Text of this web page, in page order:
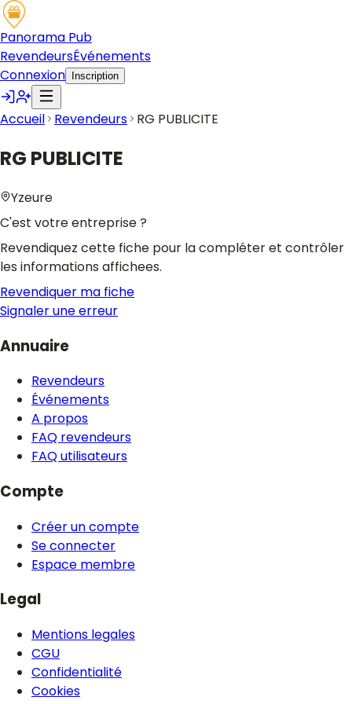
Panorama Pub
RevendeursÉvénements
Connexion
Inscription
Accueil Revendeurs RG PUBLICITE
RG PUBLICITE
Yzeure
C'est votre entreprise ?
Revendiquez cette fiche pour la compléter et contrôler
les informations affichees.
Revendiquer ma fiche
Signaler une erreur
Annuaire
Revendeurs
Événements
A propos
FAQ revendeurs
FAQ utilisateurs
Compte
Créer un compte
Se connecter
Espace membre
Legal
Mentions legales
CGU
Confidentialité
Cookies